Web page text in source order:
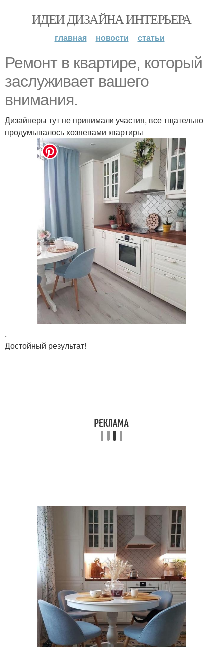
ИДЕИ ДИЗАЙНА ИНТЕРЬЕРА
главная новости статьи
Ремонт в квартире, который
заслуживает вашего
внимания.
Дизайнеры тут не принимали участия, все тщательно
продумывалось хозяевами квартиры
.
Достойный результат!